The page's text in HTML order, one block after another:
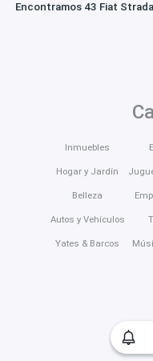
Encontramos 43 Fiat
Inmuebles
Hogar y Jardín
Belleza
Autos y Vehículos
Yates & Barcos